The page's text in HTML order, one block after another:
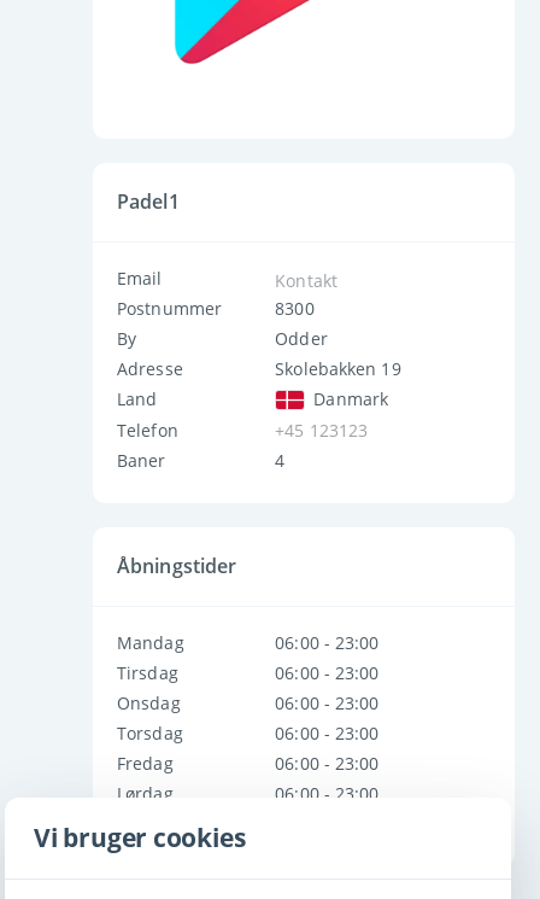
Padel1
Email
Kontakt
Postnummer
8300
By
Odder
Adresse
Skolebakken 19
Land
Danmark
Telefon
+45 123123
Baner
4
Åbningstider
Mandag
06:00 - 23:00
Tirsdag
06:00 - 23:00
Onsdag
06:00 - 23:00
Torsdag
06:00 - 23:00
Fredag
06:00 - 23:00
Lørdag
06:00 - 23:00
Vi bruger cookies